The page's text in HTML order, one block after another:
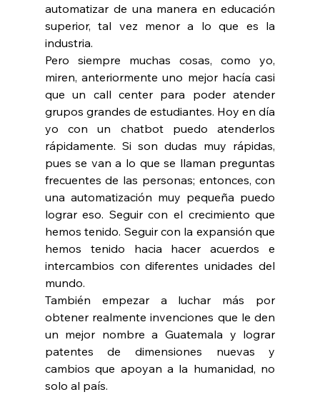
automatizar de una manera en educación
superior, tal vez menor a lo que es la
industria.
Pero siempre muchas cosas, como yo,
miren, anteriormente uno mejor hacía casi
que un call center para poder atender
grupos grandes de estudiantes. Hoy en día
yo con un chatbot puedo atenderlos
rápidamente. Si son dudas muy rápidas,
pues se van a lo que se llaman preguntas
frecuentes de las personas; entonces, con
una automatización muy pequeña puedo
lograr eso. Seguir con el crecimiento que
hemos tenido. Seguir con la expansión que
hemos tenido hacia hacer acuerdos e
intercambios con diferentes unidades del
mundo.
También empezar a luchar más por
obtener realmente invenciones que le den
un mejor nombre a Guatemala y lograr
patentes de dimensiones nuevas y
cambios que apoyan a la humanidad, no
solo al país.